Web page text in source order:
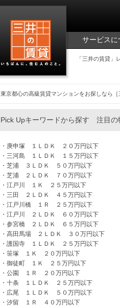
サービスに
「三井の賃貸」
東京都心の高級賃貸マンションをお探しなら
Pick Upキーワードから探す 注目の
庚申塚 １ＬＤＫ ２０万円以下
三河島 １ＬＤＫ １５万円以下
芝浦 ３ＬＤＫ ５０万円以下
芝浦 ２ＬＤＫ ７０万円以下
江戸川 １Ｋ ２５万円以下
三田 ２ＬＤＫ ４５万円以下
江戸川橋 １Ｒ ２５万円以下
江戸川 ２ＬＤＫ ６０万円以下
参宮橋 ２ＬＤＫ ６５万円以下
高田馬場 ２ＬＤＫ ３０万円以下
護国寺 １ＬＤＫ ２５万円以下
笹塚 １Ｋ ２０万円以下
御徒町 １Ｋ ２５万円以下
公園 １Ｒ ２０万円以下
十条 １ＬＤＫ ２５万円以下
広尾 １ＬＤＫ ５０万円以下
汐留 １Ｒ ４０万円以下